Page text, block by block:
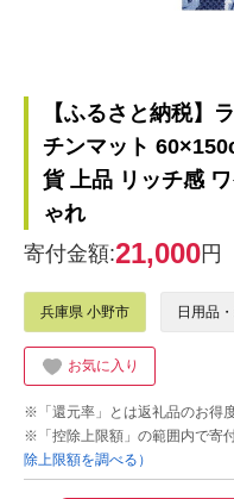
【ふるさと納税】
チンマット
貨 上品 リッチ感
ゃれ
寄付金額:21,000円
兵庫県 小野市 日用品
お気に入り
※「還元率」とは返礼品のお得
※「控除上限額」の範囲内で寄
除上限額を調べる）